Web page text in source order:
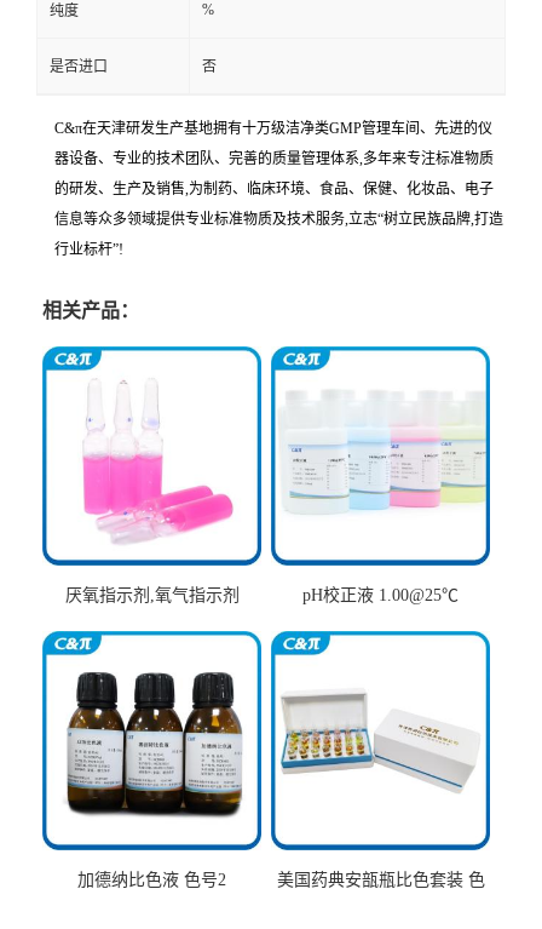
纯度 %
是否进口 否
C&π在天津研发生产基地拥有十万级洁净类GMP管理车间、先进的仪
器设备、专业的技术团队、完善的质量管理体系,多年来专注标准物质
的研发、生产及销售,为制药、临床环境、食品、保健、化妆品、电子
信息等众多领域提供专业标准物质及技术服务,立志“树立民族品牌,打造
行业标杆”!
相关产品：
厌氧指示剂,氧气指示剂 pH校正液 1.00@25℃
加德纳比色液 色号2
美国药典安瓿瓶比色套装 色